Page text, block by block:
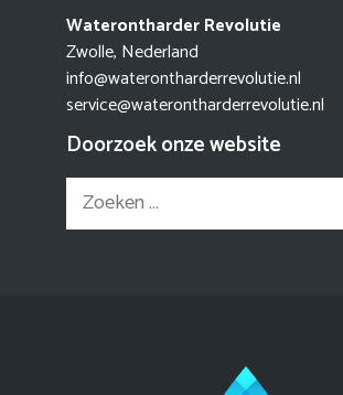
Waterontharder Revolutie
Zwolle, Nederland
info@waterontharderrevolutie.nl
service@waterontharderrevolutie.nl
Doorzoek onze website
Zoek
naar: